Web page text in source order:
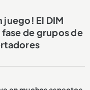
juego! El DIM
de grupos de